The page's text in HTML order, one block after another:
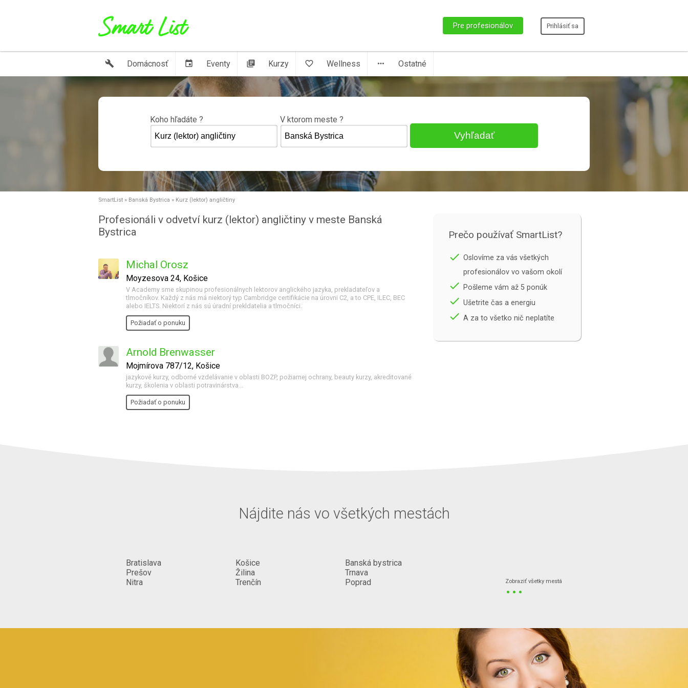
Pre profesionálov Prihlásiť sa
build Domácnosť event Eventy library_books Kurzy favorite_border Wellness more_horiz Ostatné
Koho hľadáte ? V ktorom meste ?
SmartList » Banská Bystrica » Kurz (lektor) angličtiny
Profesionáli v odvetví kurz (lektor) angličtiny v meste Banská
Bystrica
Michal Orosz
Moyzesova 24, Košice
V Academy sme skupinou profesionálnych lektorov anglického jazyka, prekladateľov a
tlmočníkov. Každý z nás má niektorý typ Cambridge certifikácie na úrovni C2, a to CPE, ILEC, BEC
alebo IELTS. Niektorí z nás sú úradní prekldatelia a tlmočníci.
Požiadať o ponuku
Arnold Brenwasser
Mojmírova 787/12, Košice
jazykové kurzy, odborné vzdelávanie v oblasti BOZP, požiarnej ochrany, beauty kurzy, akreditované
kurzy, školenia v oblasti potravinárstva...
Požiadať o ponuku
Prečo používať SmartList?
done Oslovíme za vás všetkých
profesionálov vo vašom okolí
done Pošleme vám až 5 ponúk
done Ušetrite čas a energiu
done A za to všetko nič neplatíte
Nájdite nás vo všetkých mestách
Bratislava
Prešov
Nitra
Košice
Žilina
Trenčín
Banská bystrica
Trnava
Poprad
Zobraziť všetky mestá
...